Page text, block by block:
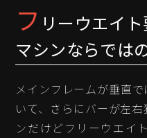
フ リーウエイ
マシンならでは
メインフレームが垂直
いて、さらにバーが左
ンだけどフリーウエイ